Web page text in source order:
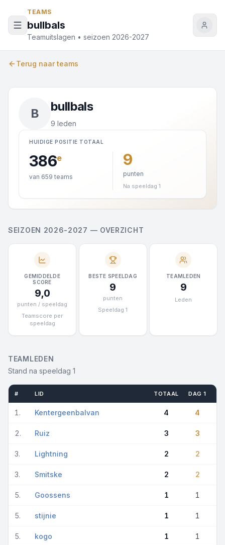
TEAMS
bullbals
Teamuitslagen • seizoen 2026-2027
Terug naar teams
B bullbals
9 leden
HUIDIGE POSITIE TOTAAL
386e
van 659 teams
9
punten
Na speeldag 1
SEIZOEN 2026-2027 — OVERZICHT
GEMIDDELDE
SCORE
9,0
punten / speeldag
Teamscore per
speeldag
BESTE SPEELDAG
9
punten
Speeldag 1
TEAMLEDEN
9
Leden
TEAMLEDEN
Stand na speeldag 1
# LID TOTAAL DAG 1
1. Kentergeenbalvan 4 4
2. Ruiz 3 3
3. Lightning 2 2
3. Smitske 2 2
5. Goossens 1 1
5. stijnie 1 1
5. kogo 1 1